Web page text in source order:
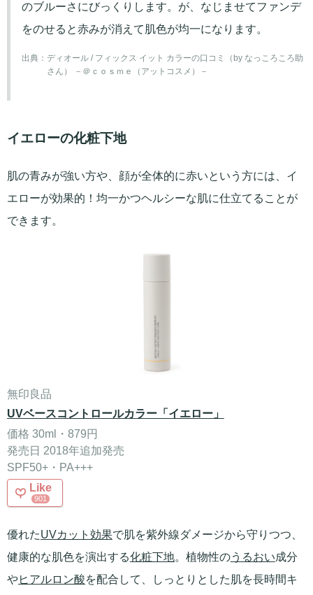
のブルーさにびっくりします。が、なじませてファンデ
をのせると赤みが消えて肌色が均一になります。
出典： ディオール / フィックス イット カラーの口コミ（by なっころころ助
さん） －＠ｃｏｓｍｅ（アットコスメ）－
イエローの化粧下地
肌の青みが強い方や、顔が全体的に赤いという方には、イ
エローが効果的！均一かつヘルシーな肌に仕立てることが
できます。
無印良品
UVベースコントロールカラー「イエロー」
価格 30ml・879円
発売日 2018年追加発売
SPF50+・PA+++
Like
901
優れたUVカット効果で肌を紫外線ダメージから守りつつ、
健康的な肌色を演出する化粧下地。植物性のうるおい成分
やヒアルロン酸を配合して、しっとりとした肌を長時間キ